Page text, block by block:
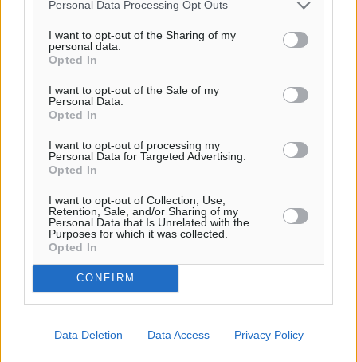
Personal Data Processing Opt Outs
I want to opt-out of the Sharing of my
personal data.
Opted In
I want to opt-out of the Sale of my
Personal Data.
Opted In
I want to opt-out of processing my
Personal Data for Targeted Advertising.
Opted In
I want to opt-out of Collection, Use,
Retention, Sale, and/or Sharing of my
Personal Data that Is Unrelated with the
Purposes for which it was collected.
Opted In
CONFIRM
Data Deletion Data Access Privacy Policy
Μηδενικές καταβολές για οφειλές
ύψους 148.410,27 ευρώ
Στον «αέρα» πρόκειται να βρεθεί η πρώτη κατοικία από
Κατσέλη, που εξαιρούν από την εκποίηση περιουσιακών
στοιχείων του ...
02.12.18, 08:06